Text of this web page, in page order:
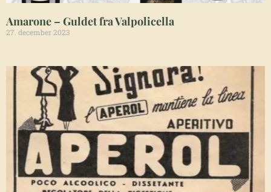
Amarone – Guldet fra Valpolicella
27. december 2023